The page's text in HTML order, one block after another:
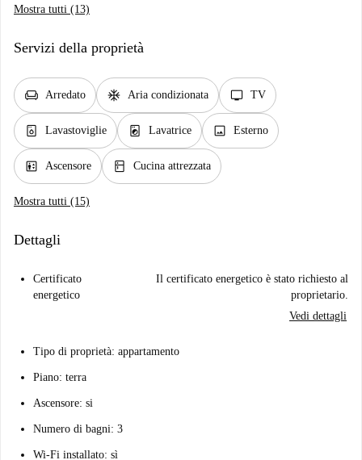
Mostra tutti (13)
Servizi della proprietà
chair Arredato ac_unit Aria condizionata tv TV
dishwasher_gen Lavastoviglie local_laundry_service Lavatrice image Esterno
elevator Ascensore kitchen Cucina attrezzata
Mostra tutti (15)
Dettagli
Certificato
energetico
Il certificato energetico è stato richiesto al
proprietario.
Vedi dettagli
Tipo di proprietà: appartamento
Piano: terra
Ascensore: si
Numero di bagni: 3
Wi-Fi installato: sì